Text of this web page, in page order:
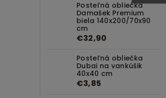
Posteľná obliečka
Damašek Premium
biela 140x200/70x90
cm
€32,90
Posteľná obliečka
Dubai na vankúšik
40x40 cm
€3,85